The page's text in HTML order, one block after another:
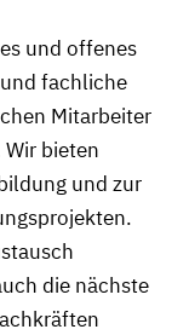
und offenes
fachliche
Mitarbeiter
bieten
und zur
die nächste